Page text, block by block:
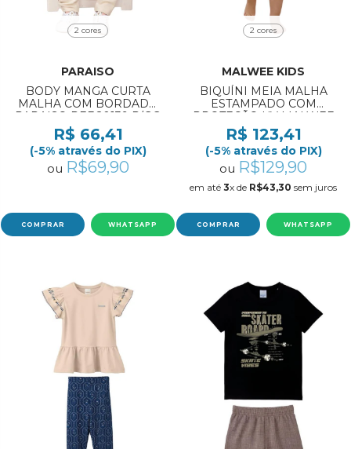
2 cores
PARAISO
BODY MANGA CURTA
MALHA COM BORDADO
PARAISO REF:20139 P/GG
R$ 66,41
(-5% através do PIX)
ou R$69,90
COMPRAR WHATSAPP
2 cores
MALWEE KIDS
BIQUÍNI MEIA MALHA
ESTAMPADO COM
PROTEÇÃO UV MALWEE
KIDS REF:1000137747 4/6
R$ 123,41
(-5% através do PIX)
ou R$129,90
em até 3x de R$43,30 sem juros
COMPRAR WHATSAPP